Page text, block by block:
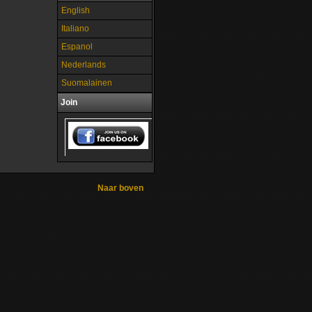
English
Italiano
Espanol
Nederlands
Suomalainen
Join
Naar boven